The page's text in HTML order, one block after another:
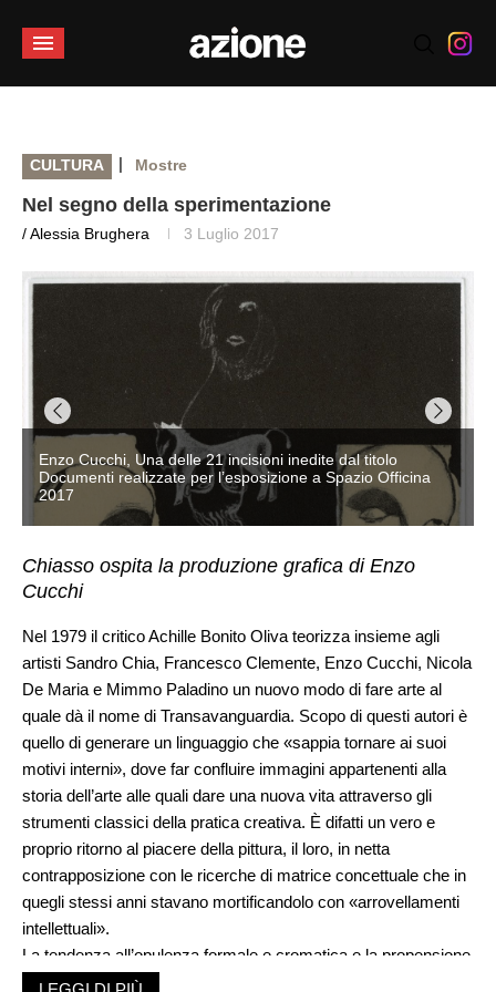
CULTURA | Mostre
Nel segno della sperimentazione
/ Alessia Brughera 3 Luglio 2017
Enzo Cucchi, Una delle 21 incisioni inedite dal titolo
Documenti realizzate per l’esposizione a Spazio Officina
2017
Chiasso ospita la produzione grafica di Enzo
Cucchi
Nel 1979 il critico Achille Bonito Oliva teorizza insieme agli
artisti Sandro Chia, Francesco Clemente, Enzo Cucchi, Nicola
De Maria e Mimmo Paladino un nuovo modo di fare arte al
quale dà il nome di Transavanguardia. Scopo di questi autori è
quello di generare un linguaggio che «sappia tornare ai suoi
motivi interni», dove far confluire immagini appartenenti alla
storia dell’arte alle quali dare una nuova vita attraverso gli
strumenti classici della pratica creativa. È difatti un vero e
proprio ritorno al piacere della pittura, il loro, in netta
contrapposizione con le ricerche di matrice concettuale che in
quegli stessi anni stavano mortificandolo con «arrovellamenti
intellettuali».
La tendenza all’opulenza formale e cromatica e la propensione
ad attingere allo sterminato repertorio figurativo della tradizione